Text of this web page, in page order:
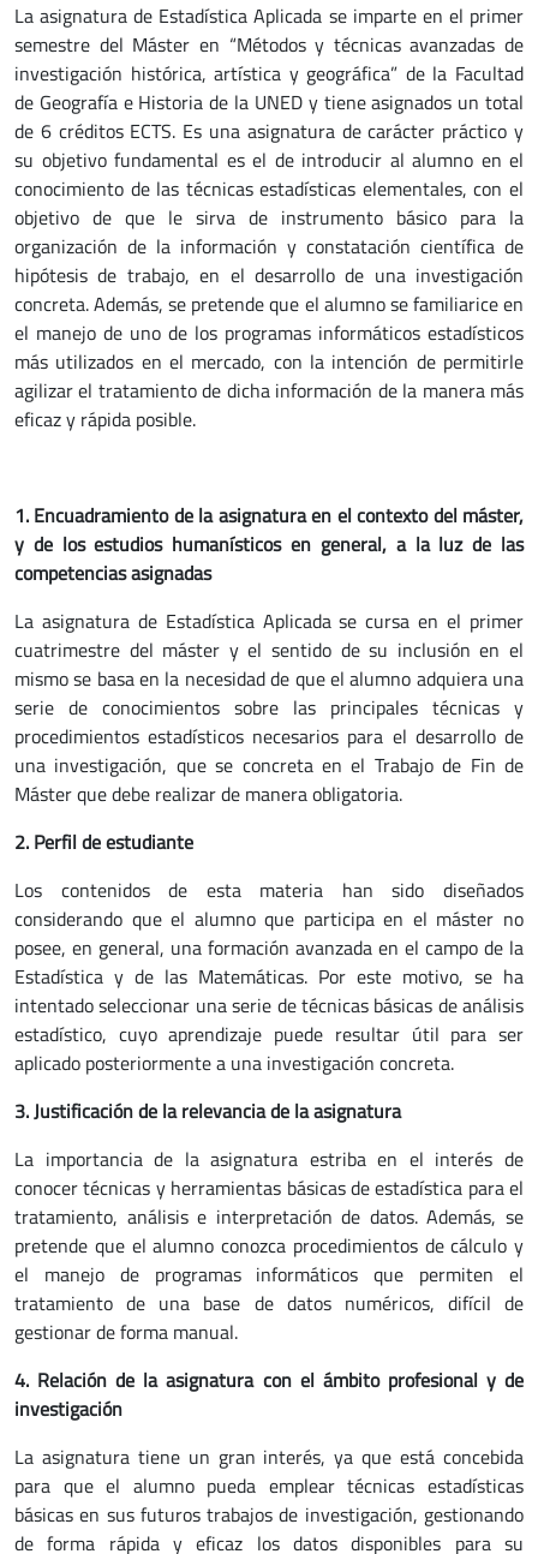
La asignatura de Estadística Aplicada se imparte en el primer
semestre del Máster en “Métodos y técnicas avanzadas de
investigación histórica, artística y geográfica” de la Facultad
de Geografía e Historia de la UNED y tiene asignados un total
de 6 créditos ECTS. Es una asignatura de carácter práctico y
su objetivo fundamental es el de introducir al alumno en el
conocimiento de las técnicas estadísticas elementales, con el
objetivo de que le sirva de instrumento básico para la
organización de la información y constatación científica de
hipótesis de trabajo, en el desarrollo de una investigación
concreta. Además, se pretende que el alumno se familiarice en
el manejo de uno de los programas informáticos estadísticos
más utilizados en el mercado, con la intención de permitirle
agilizar el tratamiento de dicha información de la manera más
eficaz y rápida posible.
1. Encuadramiento de la asignatura en el contexto del máster,
y de los estudios humanísticos en general, a la luz de las
competencias asignadas
La asignatura de Estadística Aplicada se cursa en el primer
cuatrimestre del máster y el sentido de su inclusión en el
mismo se basa en la necesidad de que el alumno adquiera una
serie de conocimientos sobre las principales técnicas y
procedimientos estadísticos necesarios para el desarrollo de
una investigación, que se concreta en el Trabajo de Fin de
Máster que debe realizar de manera obligatoria.
2. Perfil de estudiante
Los contenidos de esta materia han sido diseñados
considerando que el alumno que participa en el máster no
posee, en general, una formación avanzada en el campo de la
Estadística y de las Matemáticas. Por este motivo, se ha
intentado seleccionar una serie de técnicas básicas de análisis
estadístico, cuyo aprendizaje puede resultar útil para ser
aplicado posteriormente a una investigación concreta.
3.Justificación de la relevancia de la asignatura
La importancia de la asignatura estriba en el interés de
conocer técnicas y herramientas básicas de estadística para el
tratamiento, análisis e interpretación de datos. Además, se
pretende que el alumno conozca procedimientos de cálculo y
el manejo de programas informáticos que permiten el
tratamiento de una base de datos numéricos, difícil de
gestionar de forma manual.
4. Relación de la asignatura con el ámbito profesional y de
investigación
La asignatura tiene un gran interés, ya que está concebida
para que el alumno pueda emplear técnicas estadísticas
básicas en sus futuros trabajos de investigación, gestionando
de forma rápida y eficaz los datos disponibles para su